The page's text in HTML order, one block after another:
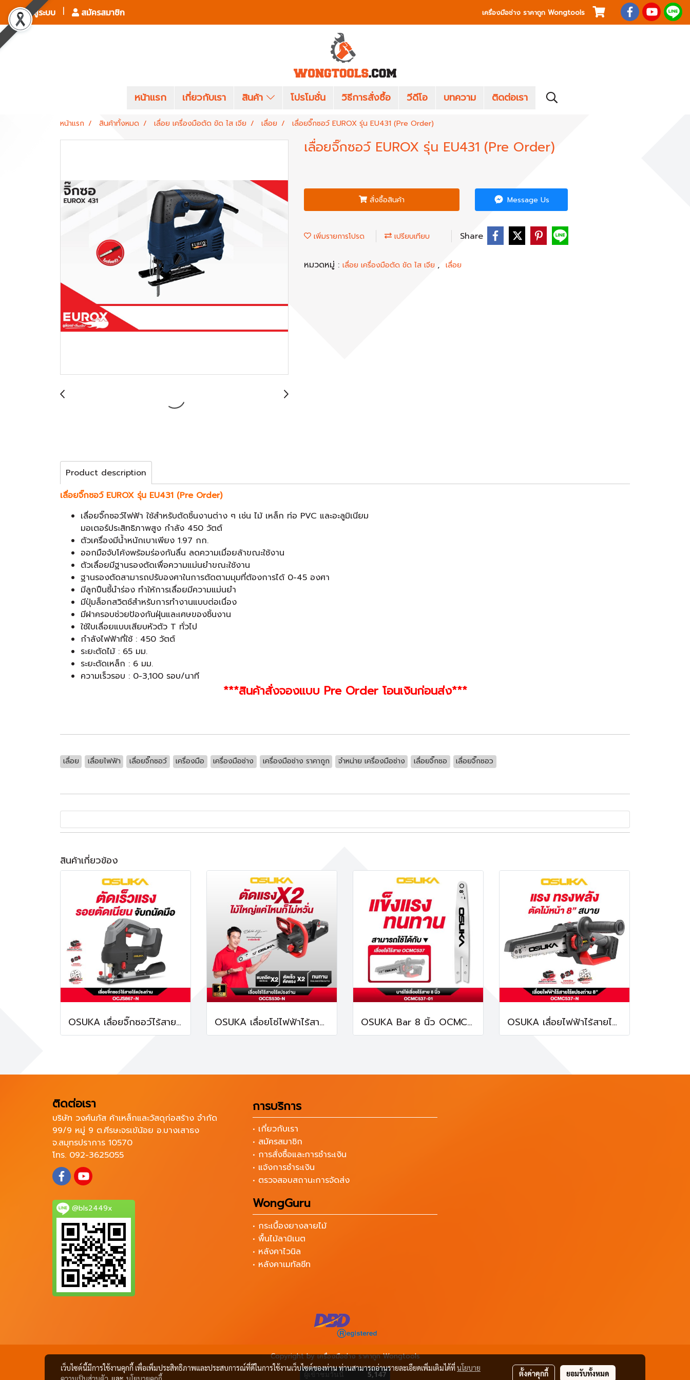
เข้าสู่ระบบ สมัครสมาชิก เครื่องมือช่าง ราคาถูก Wongtools
หน้าแรก เกี่ยวกับเรา สินค้า โปรโมชั่น วิธีการสั่งซื้อ วีดีโอ บทความ ติดต่อเรา
หน้าแรก สินค้าทั้งหมด เลื่อย เครื่องมือตัด ขัด ไส เจีย เลื่อย เลื่อยจิ๊กซอว์ EUROX รุ่น EU431 (Pre Order)
เลื่อยจิ๊กซอว์ EUROX รุ่น EU431 (Pre Order)
สั่งซื้อสินค้า Message Us
เพิ่มรายการโปรด เปรียบเทียบ Share
หมวดหมู่ : เลื่อย เครื่องมือตัด ขัด ไส เจีย , เลื่อย
Product description
เลื่อยจิ๊กซอว์ EUROX รุ่น EU431 (Pre Order)
เลื่อยจิ๊กซอว์ไฟฟ้า ใช้สำหรับตัดชิ้นงานต่าง ๆ เช่น ไม้ เหล็ก ท่อ PVC และอะลูมิเนียม
มอเตอร์ประสิทธิภาพสูง กำลัง 450 วัตต์
ตัวเครื่องมีน้ำหนักเบาเพียง 1.97 กก.
ออกมือจับโค้งพร้อมร่องกันลื่น ลดความเมื่อยล้าขณะใช้งาน
ตัวเลื่อยมีฐานรองตัดเพื่อความแม่นยำขณะใช้งาน
ฐานรองตัดสามารถปรับองศาในการตัดตามมุมที่ต้องการได้ 0-45 องศา
มีลูกปืนชี้นำร่อง ทำให้การเลื่อยมีความแม่นยำ
มีปุ่มล็อกสวิตช์สำหรับการทำงานแบบต่อเนื่อง
มีฝาครอบช่วยป้องกันฝุ่นและเศษของชิ้นงาน
ใช้ใบเลื่อยแบบเสียบหัวตัว T ทั่วไป
กำลังไฟฟ้าที่ใช้ : 450 วัตต์
ระยะตัดไม้ : 65 มม.
ระยะตัดเหล็ก : 6 มม.
ความเร็วรอบ : 0-3,100 รอบ/นาที
***สินค้าสั่งจองแบบ Pre Order โอนเงินก่อนส่ง***
เลื่อย เลื่อยไฟฟ้า เลื่อยจิ๊กซอว์ เครื่องมือ เครื่องมือช่าง เครื่องมือช่าง ราคาถูก จำหน่าย เครื่องมือช่าง เลื่อยจิ๊กซอ เลื่อยจิ๊กซอว
สินค้าเกี่ยวข้อง
OSUKA เลื่อยจิ๊กซอว์ไร้สาย OCJS867-N 20V OSUKA เลื่อยโซ่ไฟฟ้าไร้สายไร้แปรงถ่าน 40V OCCS530-N OSUKA Bar 8 นิ้ว OCMC537-01 บาร์เลื่อยโซ่ ที่ใส่โซ่ OSUKA เลื่อยไฟฟ้าไร้สายไร้แปรงถ่าน 8 นิ้ว OCMC537-N 20V
ติดต่อเรา
บริษัท วงศ์นภัส ค้าเหล็กและวัสดุก่อสร้าง จำกัด
99/9 หมู่ 9 ต.ศีรษะจรเข้น้อย อ.บางเสาธง
จ.สมุทรปราการ 10570
โทร. 092-3625055
@bls2449x
การบริการ
• เกี่ยวกับเรา
• สมัครสมาชิก
• การสั่งซื้อและการชำระเงิน
• แจ้งการชำระเงิน
• ตรวจสอบสถานะการจัดส่ง
WongGuru
• กระเบื้องยางลายไม้
• พื้นไม้ลามิเนต
• หลังคาไวนิล
• หลังคาเมทัลชีท
Copyright by เครื่องมือช่าง ราคาถูก Wongtools
ผู้เข้าชมวันนี้
5,147
เว็บไซต์นี้มีการใช้งานคุกกี้ เพื่อเพิ่มประสิทธิภาพและประสบการณ์ที่ดีในการใช้งานเว็บไซต์ของท่าน ท่านสามารถอ่านรายละเอียดเพิ่มเติมได้ที่นโยบาย
ตั้งค่าคุกกี้ ยอมรับทั้งหมด